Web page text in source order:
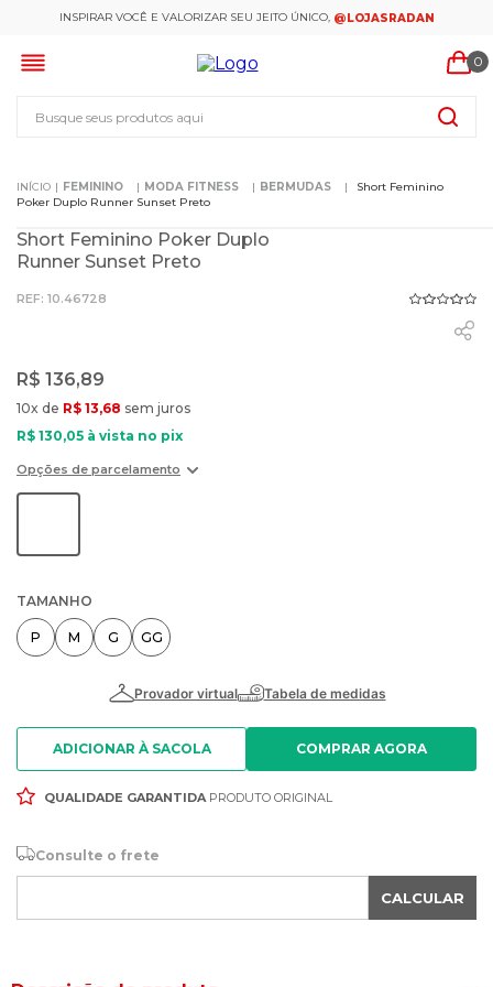
INSPIRAR VOCÊ E VALORIZAR SEU JEITO ÚNICO, @LOJASRADAN
0
FEMININO MODA FITNESS BERMUDAS
Short Feminino
Poker Duplo Runner Sunset Preto
Short Feminino Poker Duplo
Runner Sunset Preto
: 10.46728
R$ 136,89
10x de R$ 13,68 sem juros
R$ 130,05 à vista no pix
Opções de parcelamento
TAMANHO
P M G GG
ADICIONAR À SACOLA
QUALIDADE GARANTIDAPRODUTO ORIGINAL
Consulte o frete
CALCULAR